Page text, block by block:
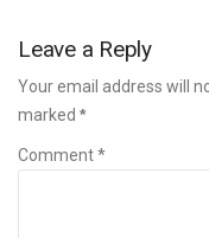
Leave a Reply
Your email address will
marked *
Comment *